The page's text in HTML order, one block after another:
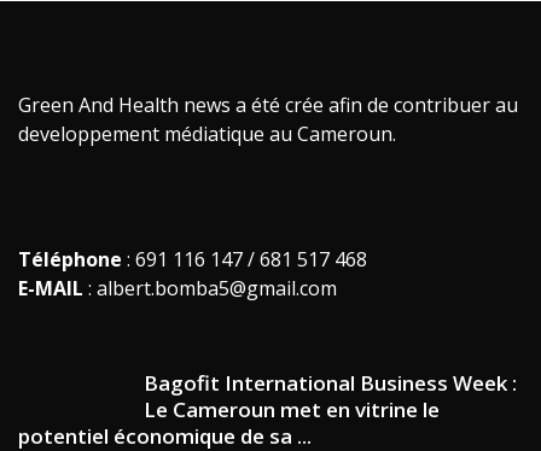
Green And Health news a été crée afin de contribuer au
developpement médiatique au Cameroun.
Téléphone : 691 116 147 / 681 517 468
E-MAIL : albert.bomba5@gmail.com
Bagofit International Business Week :
Le Cameroun met en vitrine le
potentiel économique de sa ...